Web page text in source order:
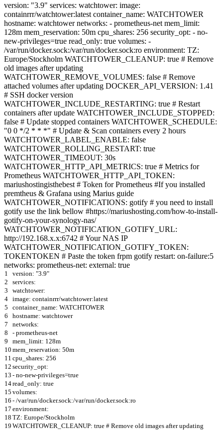
version: "3.9" services: watchtower: image:
containrrr/watchtower:latest container_name: WATCHTOWER
hostname: watchtower networks: - prometheus-net mem_limit:
128m mem_reservation: 50m cpu_shares: 256 security_opt: - no-
new-privileges=true read_only: true volumes: -
/var/run/docker.sock:/var/run/docker.sock:ro environment: TZ:
Europe/Stockholm WATCHTOWER_CLEANUP: true # Remove
old images after updating
WATCHTOWER_REMOVE_VOLUMES: false # Remove
attached volumes after updating DOCKER_API_VERSION: 1.41
# SSH docker version
WATCHTOWER_INCLUDE_RESTARTING: true # Restart
containers after update WATCHTOWER_INCLUDE_STOPPED:
false # Update stopped containers WATCHTOWER_SCHEDULE:
"0 0 */2 * * *" # Update & Scan containers every 2 hours
WATCHTOWER_LABEL_ENABLE: false
WATCHTOWER_ROLLING_RESTART: true
WATCHTOWER_TIMEOUT: 30s
WATCHTOWER_HTTP_API_METRICS: true # Metrics for
Prometheus WATCHTOWER_HTTP_API_TOKEN:
mariushostingisthebest # Token for Prometheus #If you installed
premtheus & Grafana using Marius guide
WATCHTOWER_NOTIFICATIONS: gotify # you need to install
gotify use the link bellow #https://mariushosting.com/how-to-install-
gotify-on-your-synology-nas/
WATCHTOWER_NOTIFICATION_GOTIFY_URL:
http://192.168.x.x:6742 # Your NAS IP
WATCHTOWER_NOTIFICATION_GOTIFY_TOKEN:
TOKENTOKEN # Paste the token frpm gotify restart: on-failure:5
networks: prometheus-net: external: true
1
version: "3.9"
2
services:
3
watchtower:
4
image: containrrr/watchtower:latest
5
container_name: WATCHTOWER
6
hostname: watchtower
7
networks:
8
- prometheus-net
9
mem_limit: 128m
10 mem_reservation: 50m
11 cpu_shares: 256
12 security_opt:
13 - no-new-privileges=true
14read_only: true
15 volumes:
16 - /var/run/docker.sock:/var/run/docker.sock:ro
17 environment:
18 TZ: Europe/Stockholm
19 WATCHTOWER_CLEANUP: true # Remove old images after updating